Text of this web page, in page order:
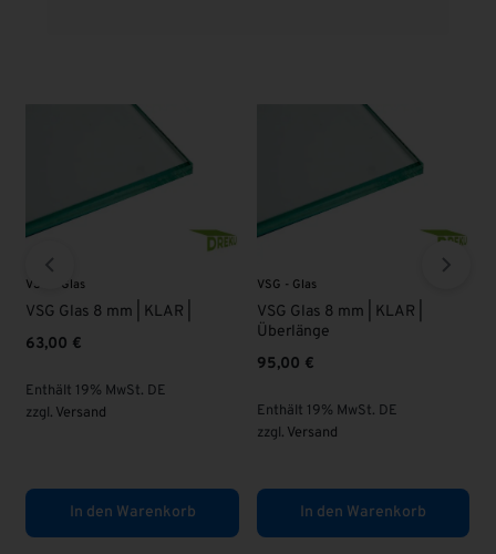
VSG - Glas
VSG Glas 8 mm | KLAR |
63,00 €
Enthält 19% MwSt. DE
zzgl. Versand
In den Warenkorb
VSG - Glas
VSG Glas 8 mm | KLAR |
Überlänge
95,00 €
Enthält 19% MwSt. DE
zzgl. Versand
In den Warenkorb